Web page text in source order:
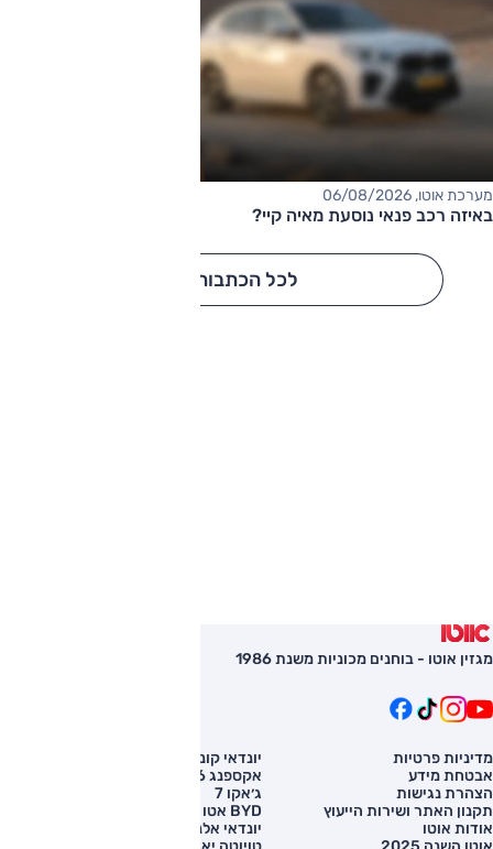
מערכת אוטו, 06/08/2026
באיזה רכב פנאי נוסעת מאיה קיי?
לכל הכתבות
מגזין אוטו - בוחנים מכוניות משנת 1986
מדיניות פרטיות
אבטחת מידע
הצהרת נגישות
תקנון האתר ושירות הייעוץ
אודות אוטו
יונדאי קונה
אקספנג G6
ג׳אקו 7
BYD אטו 3
יונדאי אלנטרה